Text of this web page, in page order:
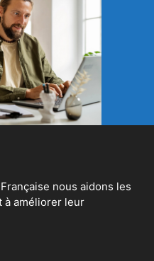
nous aidons les
à améliorer leur